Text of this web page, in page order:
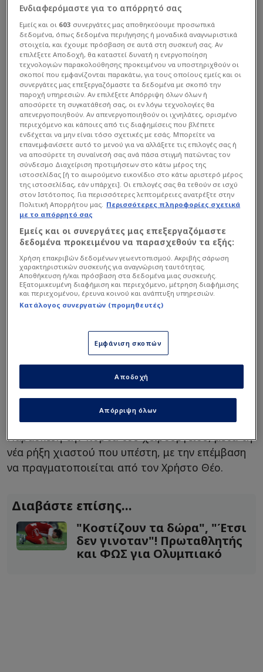
Στο χειρουργείο ο Γιαζίτσι για
τον χιαστό!
Την ίδια ώρα, νέο πονοκέφαλο προκαλεί στην
ομάδα η κατάσταση του Γιουσούφ Γιαζίτσι - Ο
Τούρκος μεσοεπιθετικός θα περάσει την
Παρασκευή την πόρτα του χειρουργείου, μετά τη
νέα ρήξη χιαστού που υπέστη, με την επέμβαση
να πραγματοποιείται από τον Χρήστο Θέο.
Διαβάστε επίσης...
"Κοστίζουν τα δώρα", "Έτσι
δεν γινοταν"! Πρωταθλητής
και ΦΩΣ για Ολυμπιακό
Ενδιαφερόμαστε για το απόρρητό σας
Εμείς και οι 603 συνεργάτες μας αποθηκεύουμε προσωπικά
δεδομένα, όπως δεδομένα περιήγησης ή μοναδικά αναγνωριστικά
στοιχεία, και έχουμε πρόσβαση σε αυτά στη συσκευή σας. Αν
επιλέξετε Αποδοχή, θα καταστεί δυνατή η ενεργοποίηση
τεχνολογιών παρακολούθησης προκειμένου να υποστηριχθούν οι
σκοποί που εμφανίζονται παρακάτω, για τους οποίους εμείς και οι
συνεργάτες μας επεξεργαζόμαστε τα δεδομένα με σκοπό την
παροχή υπηρεσιών. Αν επιλέξετε Απόρριψη όλων όλων ή
αποσύρετε τη συγκατάθεσή σας, οι εν λόγω τεχνολογίες θα
απενεργοποιηθούν. Αν απενεργοποιηθούν οι ιχνηλάτες, ορισμένο
περιεχόμενο και κάποιες από τις διαφημίσεις που βλέπετε
ενδέχεται να μην είναι τόσο σχετικές με εσάς. Μπορείτε να
επανεμφανίσετε αυτό το μενού για να αλλάξετε τις επιλογές σας ή
να αποσύρετε τη συναίνεσή σας ανά πάσα στιγμή πατώντας τον
σύνδεσμο Διαχείριση προτιμήσεων στο κάτω μέρος της
ιστοσελίδας [ή το αιωρούμενο εικονίδιο στο κάτω αριστερό μέρος
της ιστοσελίδας, εάν υπάρχει]. Οι επιλογές σας θα τεθούν σε ισχύ
στον Ιστότοπος. Για περισσότερες λεπτομέρειες ανατρέξτε στην
Πολιτική Απορρήτου μας. Περισσότερες πληροφορίες σχετικά
με το απόρρητό σας
Εμείς και οι συνεργάτες μας επεξεργαζόμαστε
δεδομένα προκειμένου να παρασχεθούν τα εξής:
Χρήση επακριβών δεδομένων γεωεντοπισμού. Ακριβής σάρωση
χαρακτηριστικών συσκευής για αναγνώριση ταυτότητας.
Αποθήκευση ή/και πρόσβαση στα δεδομένα μιας συσκευής.
Εξατομικευμένη διαφήμιση και περιεχόμενο, μέτρηση διαφήμισης
και περιεχομένου, έρευνα κοινού και ανάπτυξη υπηρεσιών.
Κατάλογος συνεργατών (προμηθευτές)
Εμφάνιση σκοπών
Απόρριψη όλων
Αποδοχή